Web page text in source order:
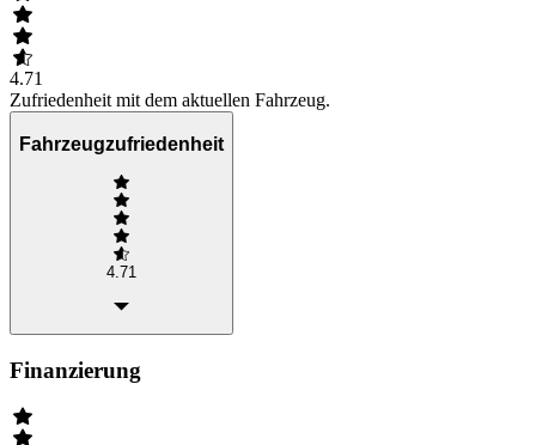
4.71
Zufriedenheit mit dem aktuellen Fahrzeug.
Fahrzeugzufriedenheit
4.71
Finanzierung